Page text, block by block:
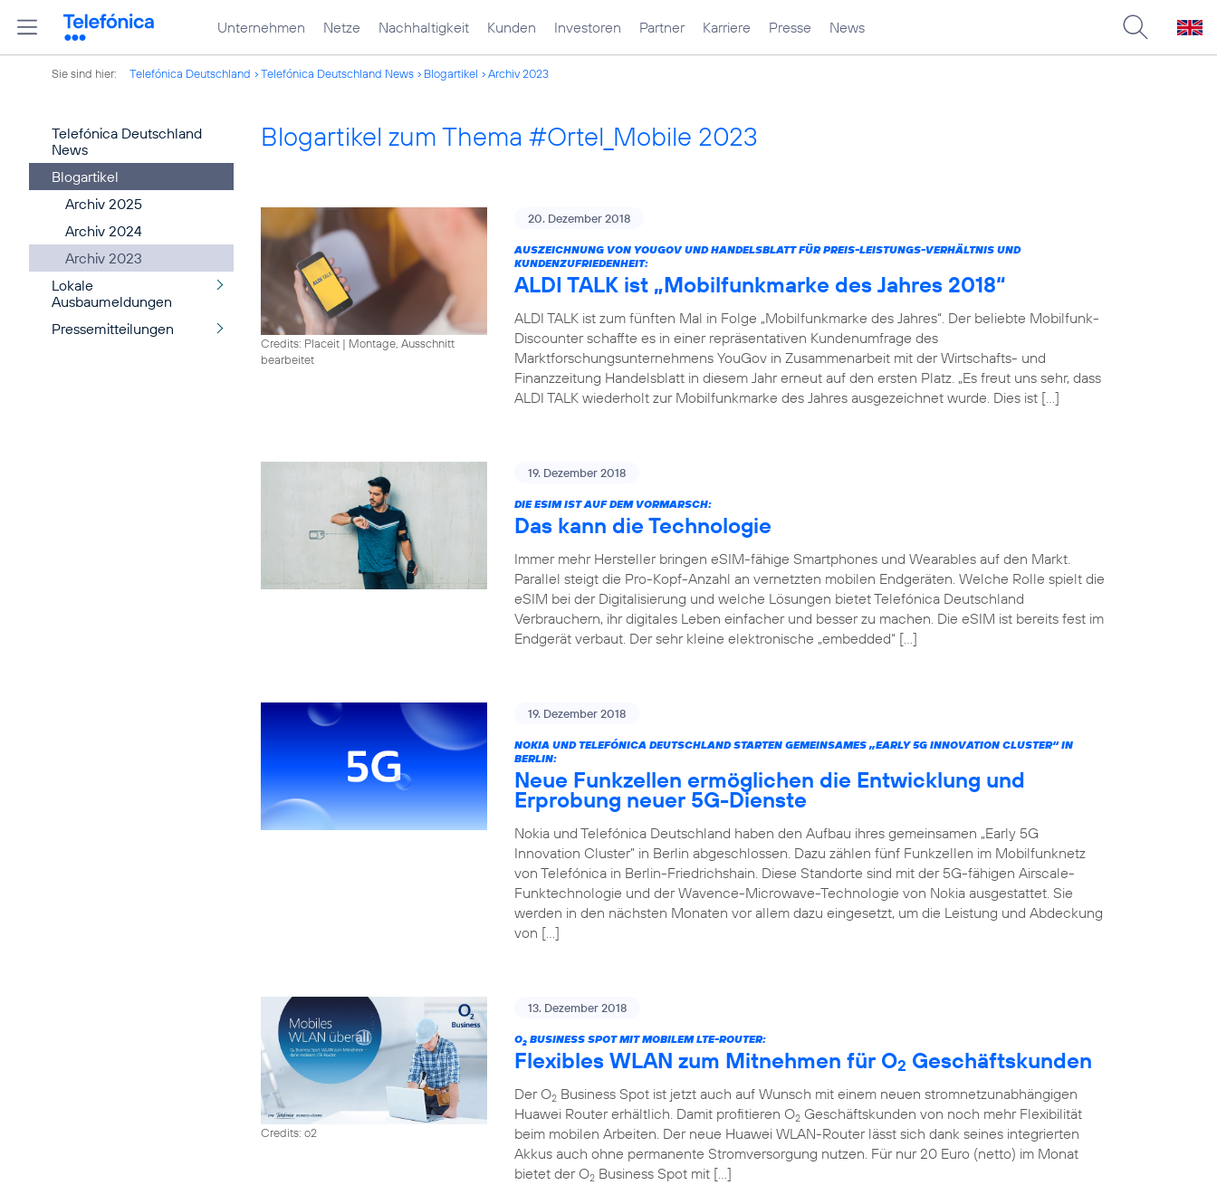
Unternehmen Netze Nachhaltigkeit Kunden Investoren Partner Karriere Presse News
Sie sind hier: Telefónica Deutschland Telefónica Deutschland News Blogartikel Archiv 2023
Telefónica Deutschland
News
Blogartikel
Archiv 2025
Archiv 2024
Archiv 2023
Lokale
Ausbaumeldungen
Pressemitteilungen
Blogartikel zum Thema #Ortel_Mobile 2023
Credits: Placeit | Montage, Ausschnitt
bearbeitet
20. Dezember 2018
AUSZEICHNUNG VON YOUGOV UND HANDELSBLATT FÜR PREIS-LEISTUNGS-VERHÄLTNIS UND
KUNDENZUFRIEDENHEIT:
ALDI TALK ist „Mobilfunkmarke des Jahres 2018“
ALDI TALK ist zum fünften Mal in Folge „Mobilfunkmarke des Jahres“. Der beliebte Mobilfunk-
Discounter schaffte es in einer repräsentativen Kundenumfrage des
Marktforschungsunternehmens YouGov in Zusammenarbeit mit der Wirtschafts- und
Finanzzeitung Handelsblatt in diesem Jahr erneut auf den ersten Platz. „Es freut uns sehr, dass
ALDI TALK wiederholt zur Mobilfunkmarke des Jahres ausgezeichnet wurde. Dies ist […]
19. Dezember 2018
DIE ESIM IST AUF DEM VORMARSCH:
Das kann die Technologie
Immer mehr Hersteller bringen eSIM-fähige Smartphones und Wearables auf den Markt.
Parallel steigt die Pro-Kopf-Anzahl an vernetzten mobilen Endgeräten. Welche Rolle spielt die
eSIM bei der Digitalisierung und welche Lösungen bietet Telefónica Deutschland
Verbrauchern, ihr digitales Leben einfacher und besser zu machen. Die eSIM ist bereits fest im
Endgerät verbaut. Der sehr kleine elektronische „embedded“ […]
19. Dezember 2018
NOKIA UND TELEFÓNICA DEUTSCHLAND STARTEN GEMEINSAMES „EARLY 5G INNOVATION CLUSTER“ IN
BERLIN:
Neue Funkzellen ermöglichen die Entwicklung und
Erprobung neuer 5G-Dienste
Nokia und Telefónica Deutschland haben den Aufbau ihres gemeinsamen „Early 5G
Innovation Cluster” in Berlin abgeschlossen. Dazu zählen fünf Funkzellen im Mobilfunknetz
von Telefónica in Berlin-Friedrichshain. Diese Standorte sind mit der 5G-fähigen Airscale-
Funktechnologie und der Wavence-Microwave-Technologie von Nokia ausgestattet. Sie
werden in den nächsten Monaten vor allem dazu eingesetzt, um die Leistung und Abdeckung
von […]
Credits: o2
13. Dezember 2018
O2 BUSINESS SPOT MIT MOBILEM LTE-ROUTER:
Flexibles WLAN zum Mitnehmen für O2 Geschäftskunden
Der O2 Business Spot ist jetzt auch auf Wunsch mit einem neuen stromnetzunabhängigen
Huawei Router erhältlich. Damit profitieren O2 Geschäftskunden von noch mehr Flexibilität
beim mobilen Arbeiten. Der neue Huawei WLAN-Router lässt sich dank seines integrierten
Akkus auch ohne permanente Stromversorgung nutzen. Für nur 20 Euro (netto) im Monat
bietet der O2 Business Spot mit […]